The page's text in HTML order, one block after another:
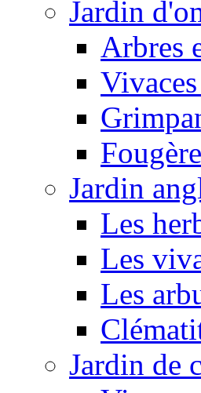
Jardin
Arbres
Jardin
Les
Les
Les
Jardin de